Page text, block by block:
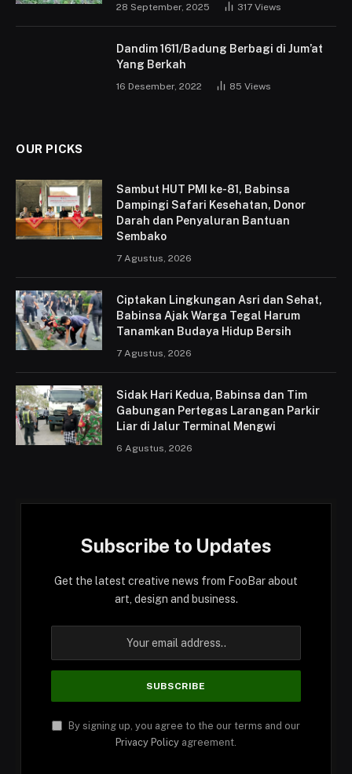
28 September, 2025 317 Views
Dandim 1611/Badung Berbagi di Jum’at
Yang Berkah
16 Desember, 2022 85 Views
OUR PICKS
Sambut HUT PMI ke-81, Babinsa
Dampingi Safari Kesehatan, Donor
Darah dan Penyaluran Bantuan
Sembako
7 Agustus, 2026
Ciptakan Lingkungan Asri dan Sehat,
Babinsa Ajak Warga Tegal Harum
Tanamkan Budaya Hidup Bersih
7 Agustus, 2026
Sidak Hari Kedua, Babinsa dan Tim
Gabungan Pertegas Larangan Parkir
Liar di Jalur Terminal Mengwi
6 Agustus, 2026
Subscribe to Updates
Get the latest creative news from FooBar about
art, design and business.
By signing up, you agree to the our terms and our
Privacy Policy agreement.